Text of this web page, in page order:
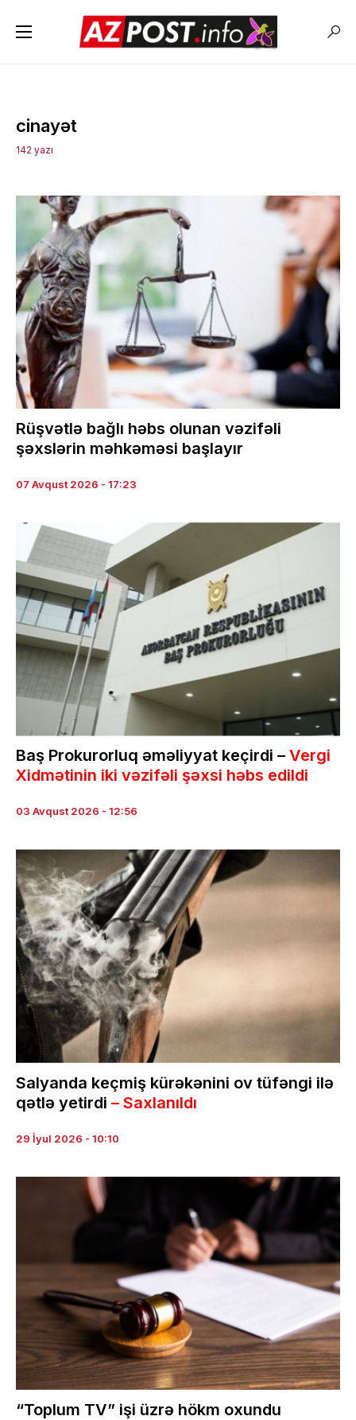
cinayət
142 yazı
Rüşvətlə bağlı həbs olunan vəzifəli
şəxslərin məhkəməsi başlayır
07 Avqust 2026 - 17:23
Baş Prokurorluq əməliyyat keçirdi – Vergi
Xidmətinin iki vəzifəli şəxsi həbs edildi
03 Avqust 2026 - 12:56
Salyanda keçmiş kürəkənini ov tüfəngi ilə
qətlə yetirdi – Saxlanıldı
29 İyul 2026 - 10:10
“Toplum TV” işi üzrə hökm oxundu